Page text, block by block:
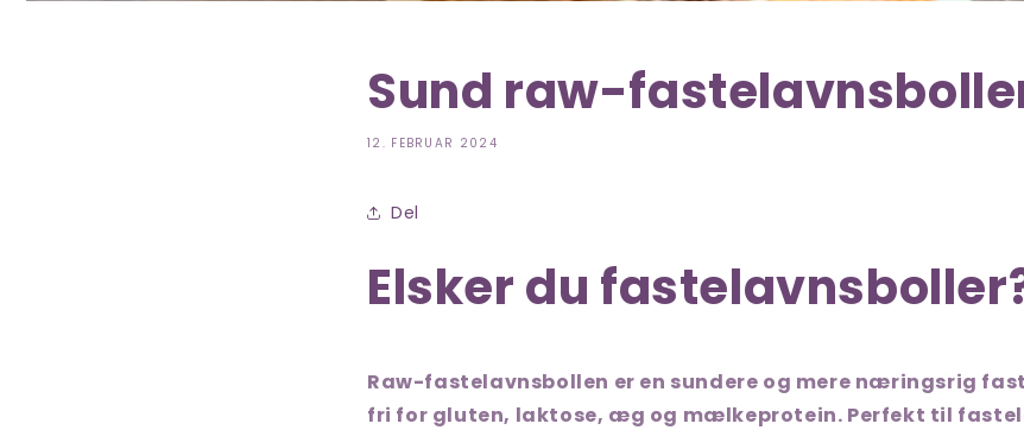
Sund raw-
12. FEBRUAR 2024
Del
Elsker du
Raw-fastelavnsbollen er en sundere og mere næringsrig
fri for gluten, laktose, æg og mælkeprotein. Perfekt til